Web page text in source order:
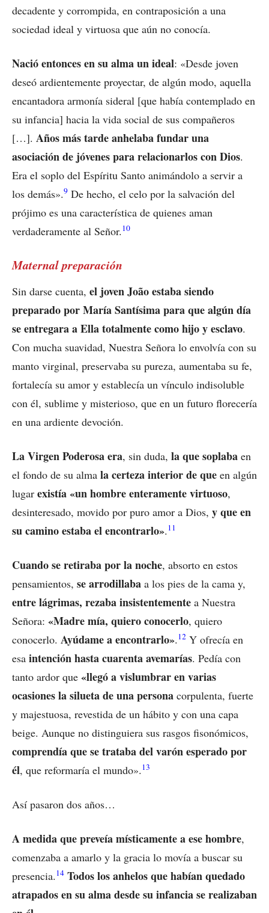
decadente y corrompida, en contraposición a una
sociedad ideal y virtuosa que aún no conocía.
Nació entonces en su alma un ideal: «Desde joven
deseó ardientemente proyectar, de algún modo, aquella
encantadora armonía sideral [que había contemplado en
su infancia] hacia la vida social de sus compañeros
[…]. Años más tarde anhelaba fundar una
asociación de jóvenes para relacionarlos con Dios.
Era el soplo del Espíritu Santo animándolo a servir a
los demás».9 De hecho, el celo por la salvación del
prójimo es una característica de quienes aman
verdaderamente al Señor.10
Maternal preparación
Sin darse cuenta, el joven João estaba siendo
preparado por María Santísima para que algún día
se entregara a Ella totalmente como hijo y esclavo.
Con mucha suavidad, Nuestra Señora lo envolvía con su
manto virginal, preservaba su pureza, aumentaba su fe,
fortalecía su amor y establecía un vínculo indisoluble
con él, sublime y misterioso, que en un futuro florecería
en una ardiente devoción.
La Virgen Poderosa era, sin duda, la que soplaba en
el fondo de su alma la certeza interior de que en algún
lugar existía «un hombre enteramente virtuoso,
desinteresado, movido por puro amor a Dios, y que en
su camino estaba el encontrarlo».11
Cuando se retiraba por la noche, absorto en estos
pensamientos, se arrodillaba a los pies de la cama y,
entre lágrimas, rezaba insistentemente a Nuestra
Señora: «Madre mía, quiero conocerlo, quiero
conocerlo. Ayúdame a encontrarlo».12 Y ofrecía en
esa intención hasta cuarenta avemarías. Pedía con
tanto ardor que «llegó a vislumbrar en varias
ocasiones la silueta de una persona corpulenta, fuerte
y majestuosa, revestida de un hábito y con una capa
beige. Aunque no distinguiera sus rasgos fisonómicos,
comprendía que se trataba del varón esperado por
él, que reformaría el mundo».13
Así pasaron dos años…
A medida que preveía místicamente a ese hombre,
comenzaba a amarlo y la gracia lo movía a buscar su
presencia.14 Todos los anhelos que habían quedado
atrapados en su alma desde su infancia se realizaban